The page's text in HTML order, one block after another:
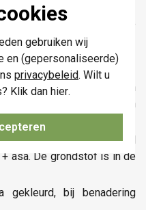
gebruiken wij
en (gepersonaliseerde)
privacybeleid. Wilt u
Klik dan hier.
dubbele elektronische
bedieningstoetsen
samenstelling van een
en afdekplaat heeft een
is vervaardigd
asa. De grondstof is in de
gekleurd, bij benadering